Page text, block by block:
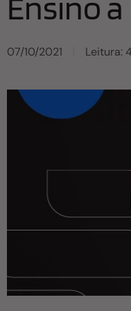
07/10/2021 Leitura: